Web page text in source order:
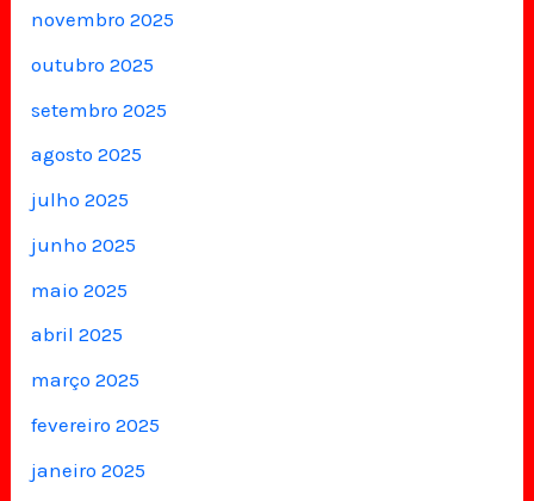
novembro 2025
outubro 2025
setembro 2025
agosto 2025
julho 2025
junho 2025
maio 2025
abril 2025
março 2025
fevereiro 2025
janeiro 2025